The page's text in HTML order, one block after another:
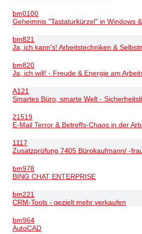
bm0100
Geheimnis "Tastaturkürzel" in Windows
bm821
Ja, ich kann's! Arbeitstechniken &
bm820
Ja, ich will! - Freude & Energie am
A121
Smartes Büro, smarte Welt -
21519
E-Mail Terror & Betreffs-Chaos in der
1117
Zusatzprüfung 7405 Bürokaufmann/ -
bm978
BING CHAT ENTERPRISE
bm221
CRM-Tools - gezielt mehr verkaufen
bm964
AutoCAD